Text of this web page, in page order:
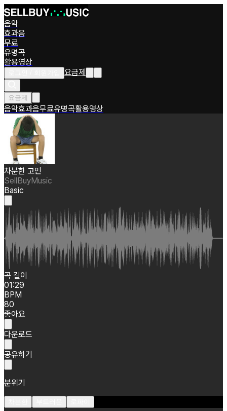
음악
효과음
무료
유명곡
활용영상
요금제
요금제
음악효과음무료유명곡활용영상
차분한 고민
SellBuyMusic
Basic
곡 길이
01:29
BPM
80
좋아요
다운로드
공유하기
분위기